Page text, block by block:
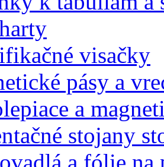
visačky
pásy a
a
stojany
a fólie na